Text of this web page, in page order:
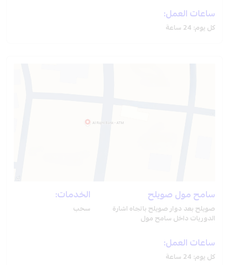
ساعات العمل:
كل يوم: 24 ساعة
سامح مول صويلح
صويلح بعد دوار صويلح باتجاه اشارة
الدوريات داخل سامح مول
الخدمات:
سحب
ساعات العمل:
كل يوم: 24 ساعة